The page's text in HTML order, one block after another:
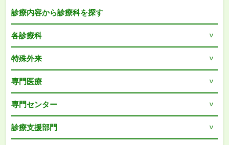
診療内容から診療科を探す
各診療科
特殊外来
専門医療
専門センター
診療支援部門